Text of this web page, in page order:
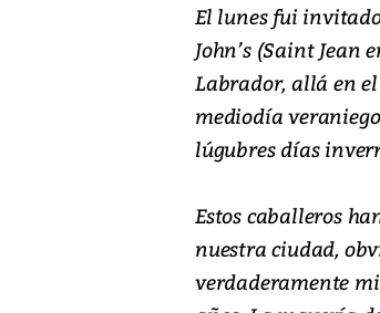
El lunes fui
John’s (Saint
Labrador, allá en
mediodía
lúgubres días
Estos caballeros
nuestra ciudad,
verdaderamente